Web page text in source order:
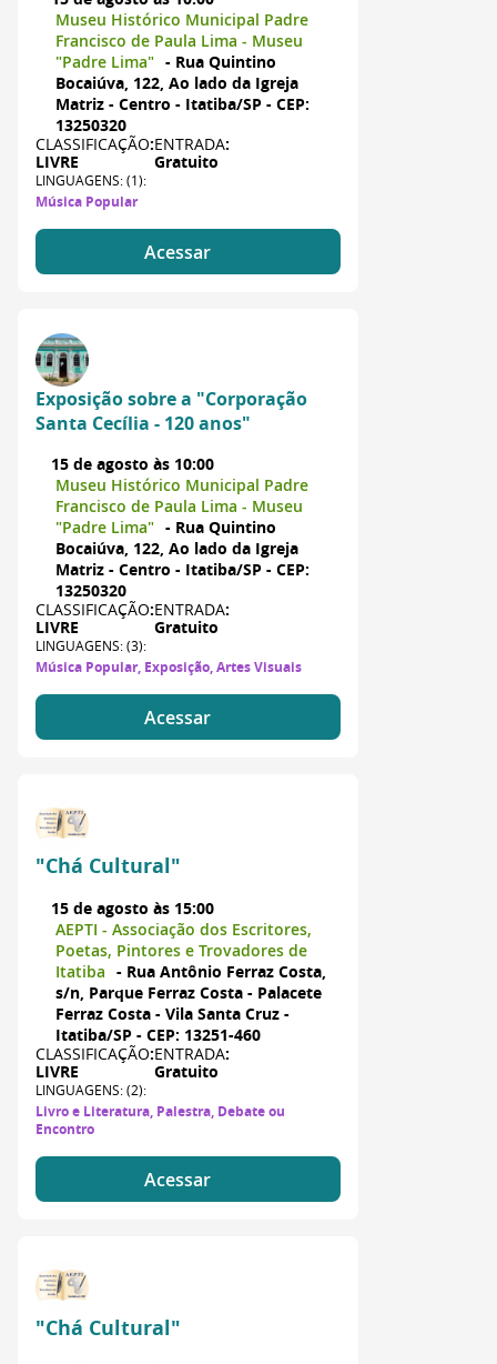
Museu Histórico Municipal Padre
Francisco de Paula Lima - Museu
"Padre Lima" - Rua Quintino
Bocaiúva, 122, Ao lado da Igreja
Matriz - Centro - Itatiba/SP - CEP:
13250320
CLASSIFICAÇÃO:
LIVRE
ENTRADA:
Gratuito
LINGUAGENS: (1):
Música Popular
Acessar
Exposição sobre a "Corporação
Santa Cecília - 120 anos"
15 de agosto às 10:00
Museu Histórico Municipal Padre
Francisco de Paula Lima - Museu
"Padre Lima" - Rua Quintino
Bocaiúva, 122, Ao lado da Igreja
Matriz - Centro - Itatiba/SP - CEP:
13250320
CLASSIFICAÇÃO:
LIVRE
ENTRADA:
Gratuito
LINGUAGENS: (3):
Música Popular, Exposição, Artes Visuais
Acessar
"Chá Cultural"
15 de agosto às 15:00
AEPTI - Associação dos Escritores,
Poetas, Pintores e Trovadores de
Itatiba - Rua Antônio Ferraz Costa,
s/n, Parque Ferraz Costa - Palacete
Ferraz Costa - Vila Santa Cruz -
Itatiba/SP - CEP: 13251-460
CLASSIFICAÇÃO:
LIVRE
ENTRADA:
Gratuito
LINGUAGENS: (2):
Livro e Literatura, Palestra, Debate ou
Encontro
Acessar
"Chá Cultural"